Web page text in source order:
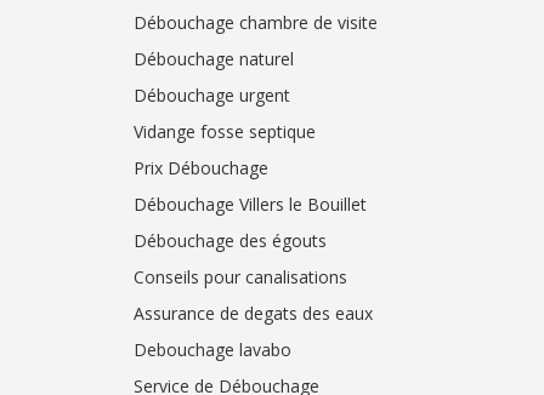
Débouchage chambre de visite
Débouchage naturel
Débouchage urgent
Vidange fosse septique
Prix Débouchage
Débouchage Villers le Bouillet
Débouchage des égouts
Conseils pour canalisations
Assurance de degats des eaux
Debouchage lavabo
Service de Débouchage